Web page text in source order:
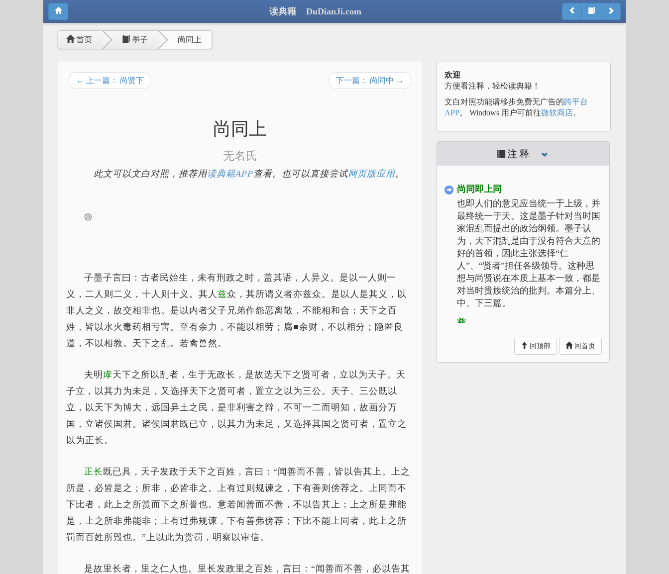
读典籍 DuDianJi.com
首页 墨子 尚同上
← 上一篇： 尚贤下 下一篇： 尚同中 →
尚同上
无名氏
此文可以文白对照，推荐用读典籍APP查看。也可以直接尝试网页版应用。
◎
子墨子言曰：古者民始生，未有刑政之时，盖其语，人异义。是以一人则一
义，二人则二义，十人则十义。其人 兹众，其所谓义者亦兹众。是以人是其义，以
非人之义，故交相非也。是以内者父子兄弟作怨恶离散，不能相和合；天下之百
姓，皆以水火毒药相亏害。至有余力，不能以相劳；腐■余财，不以相分；隐匿良
道，不以相教。天下之乱。若禽兽然。
夫明 虖天下之所以乱者，生于无政长，是故选天下之贤可者，立以为天子。天
子立，以其力为未足，又选择天下之贤可者，置立之以为三公。天子、三公既以
立，以天下为博大，远国异土之民，是非利害之辩，不可一二而明知，故画分万
国，立诸侯国君。诸侯国君既已立，以其力为未足，又选择其国之贤可者，置立之
以为正长。
正长 既已具，天子发政于天下之百姓，言曰：“闻善而不善，皆以告其上。上之
所是，必皆是之；所非，必皆非之。上有过则规谏之，下有善则傍荐之。上同而不
下比者，此上之所赏而下之所誉也。意若闻善而不善，不以告其上；上之所是弗能
是，上之所非弗能非；上有过弗规谏，下有善弗傍荐；下比不能上同者，此上之所
罚而百姓所毁也。”上以此为赏罚，明察以审信。
是故里长者，里之仁人也。里长发政里之百姓，言曰：“闻善而不善，必以告其
欢迎
方便看注释，轻松读典籍！
文白对照功能请移步免费无广告的跨平台
APP。 Windows 用户可前往微软商店。
注释
尚同即上同
也即人们的意见应当统一于上级，并
最终统一于天。这是墨子针对当时国
家混乱而提出的政治纲领。墨子认
为，天下混乱是由于没有符合天意的
好的首领，因此主张选择“仁
人”、“贤者”担任各级领导。这种思
想与尚贤说在本质上基本一致，都是
对当时贵族统治的批判。本篇分上、
中、下三篇。
兹
回顶部 回首页